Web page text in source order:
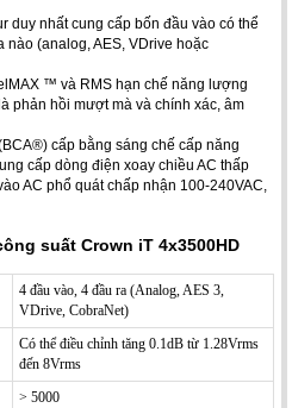
duy nhất cung cấp bốn đầu vào có thể
nào (analog, AES, VDrive hoặc
™ và RMS hạn chế năng lượng
phản hồi mượt mà và chính xác, âm
cấp bằng sáng chế cấp năng
cấp dòng điện xoay chiều AC thấp
AC phổ quát chấp nhận 100-240VAC,
suất Crown iT 4x3500HD
4 đầu vào, 4 đầu ra (Analog, AES 3,
VDrive, CobraNet)
Có thể điều chỉnh tăng 0.1dB từ 1.28Vrms
đến 8Vrms
> 5000